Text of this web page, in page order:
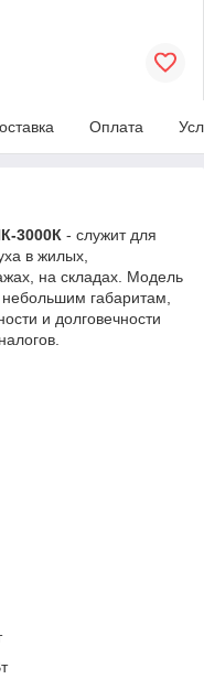
Оплата
3000К - служит для
в жилых,
на складах. Модель
габаритам,
и долговечности